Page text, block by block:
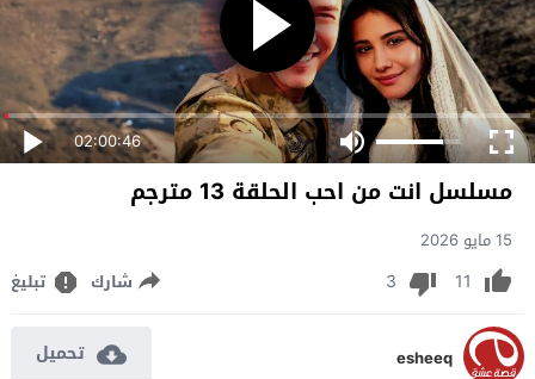
02:00:46
مسلسل انت من احب الحلقة 13 مترجم
15 مايو 2026
11
3 شارك تبليغ
esheeq تحميل